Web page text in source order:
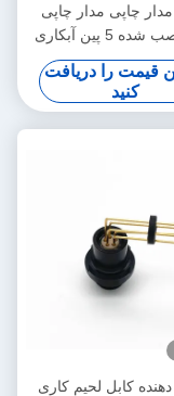
چاپی مدار چاپی
PCB نصب شده 5 پین آبکاری
مشکی
قیمت را دریافت
کنید
کابل لحیم کاری